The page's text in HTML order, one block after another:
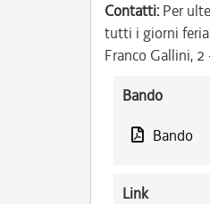
Contatti: Per
tutti i giorni
Franco Gallini,
Bando
Bando
Link